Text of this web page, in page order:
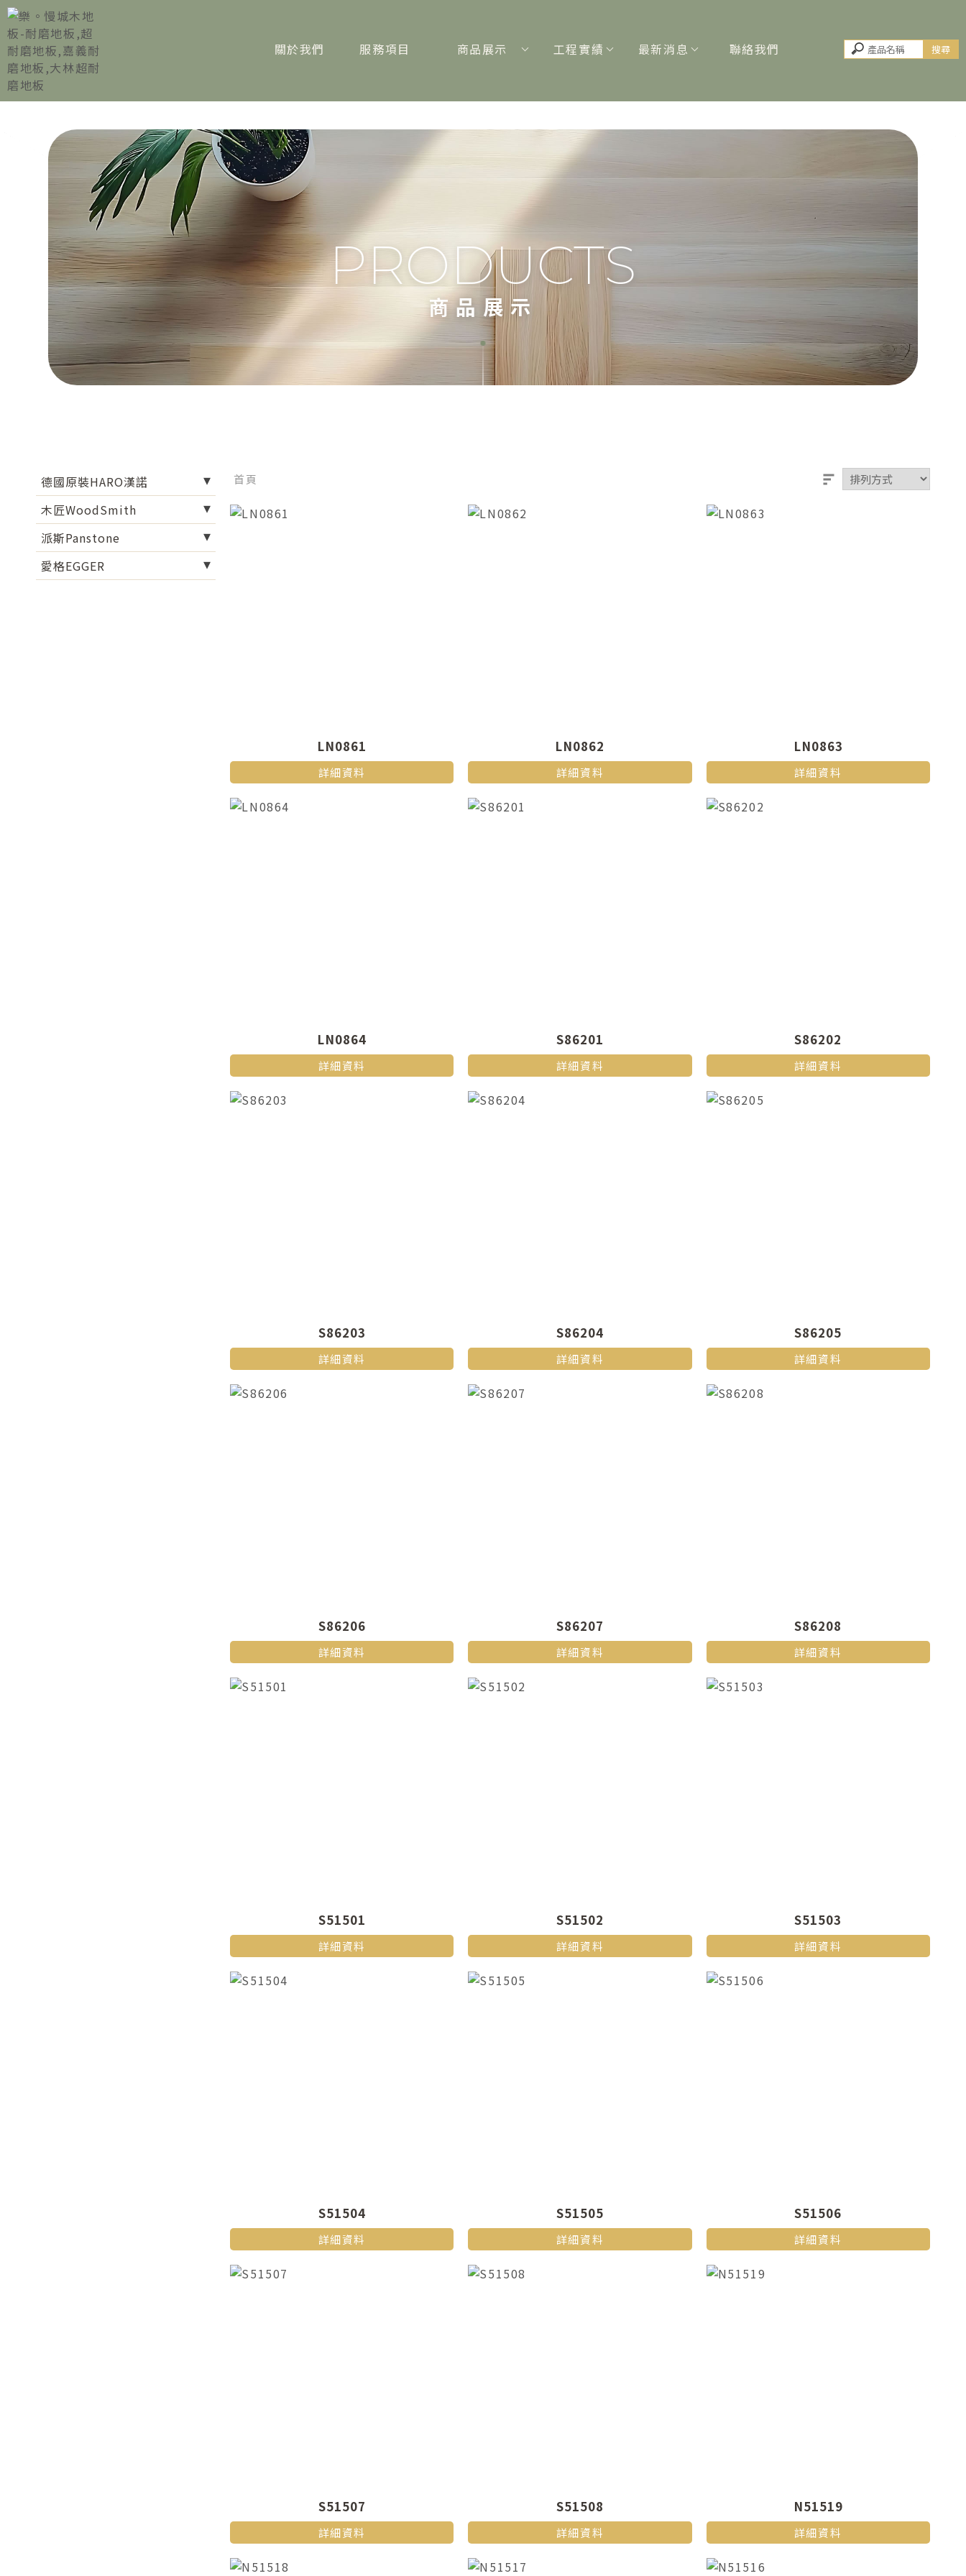
關於我們 服務項目 商品展示 工程實績 最新消息 聯絡我們
商品展示
德國原裝HARO漢諾
木匠WoodSmith
派斯Panstone
愛格EGGER
首頁
LN0861
詳細資料
LN0862
詳細資料
LN0863
詳細資料
LN0864
詳細資料
S86201
詳細資料
S86202
詳細資料
S86203
詳細資料
S86204
詳細資料
S86205
詳細資料
S86206
詳細資料
S86207
詳細資料
S86208
詳細資料
S51501
詳細資料
S51502
詳細資料
S51503
詳細資料
S51504
詳細資料
S51505
詳細資料
S51506
詳細資料
S51507
詳細資料
S51508
詳細資料
N51519
詳細資料